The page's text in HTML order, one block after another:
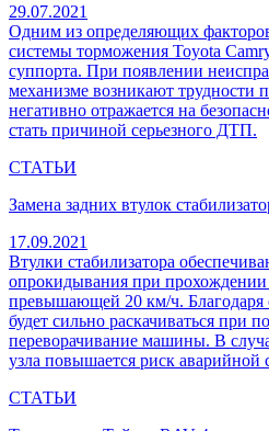
29.07.2021
Одним из определяющих
системы торможения Toyota
суппорта. При появлении
механизме возникают трудности
негативно отражается на
стать причиной серьезного ДТП.
СТАТЬИ
Замена задних втулок
17.09.2021
Втулки стабилизатора
опрокидывания при прохождении
превышающей 20 км/ч. Благодаря
будет сильно раскачиваться при
переворачивание машины. В
узла повышается риск аварийной
СТАТЬИ